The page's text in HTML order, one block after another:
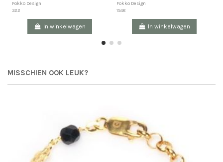
Fokko Design
322
In winkelwagen
Fokko Design
1548
In winkelwagen
MISSCHIEN OOK LEUK?